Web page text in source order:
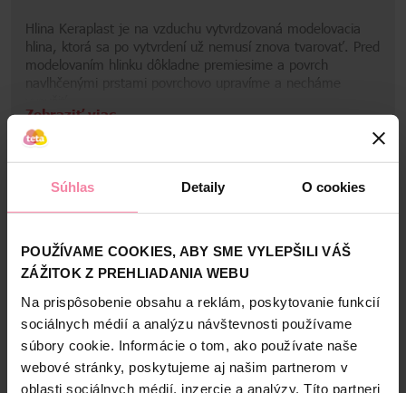
Súhlas Detaily O cookies
POUŽÍVAME COOKIES, ABY SME VYLEPŠILI VÁŠ
ZÁŽITOK Z PREHLIADANIA WEBU
Na prispôsobenie obsahu a reklám, poskytovanie funkcií
sociálnych médií a analýzu návštevnosti používame
súbory cookie. Informácie o tom, ako používate naše
webové stránky, poskytujeme aj našim partnerom v
oblasti sociálnych médií, inzercie a analýzy. Títo partneri
Hlina Keraplast je na vzduchu vytvrdzovaná modelovacia
hlina, ktorá sa po vytvrdení už nemusí znova tvarovať. Pred
modelovaním hlinku dôkladne premiesime a povrch
navlhčenými prstami povrchovo upravíme a necháme
Informácie o výrobcovi
KOH
Zobraziť viac
Bezpečnosť a balenie
High-contrast mode
Alternatívne produkty